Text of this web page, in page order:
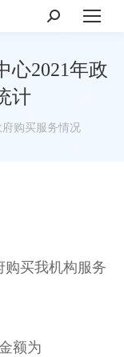
搜
心2021年政
计
府购买服务情况
购买我机构服务
额为